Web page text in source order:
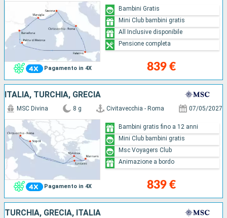
Pagamento in 4X 839 €
Bambini Gratis
Mini Club bambini gratis
All Inclusive disponibile
Pensione completa
ITALIA, TURCHIA, GRECIA
Pagamento in 4X
MSC Divina 8 g Civitavecchia - Roma 07/05/2027
839 €
Bambini gratis fino a 12 anni
Mini Club bambini gratis
Msc Voyagers Club
Animazione a bordo
TURCHIA, GRECIA, ITALIA